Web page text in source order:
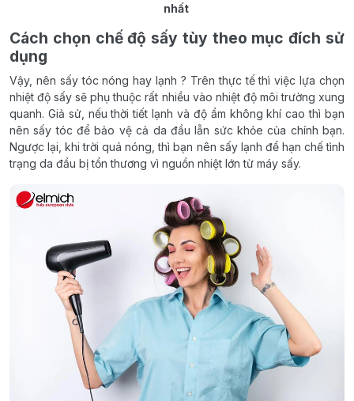
nhất
Cách chọn chế độ sấy tùy theo mục đích sử
dụng
Vậy, nên sấy tóc nóng hay lạnh ? Trên thực tế thì việc lựa chọn
nhiệt độ sấy sẽ phụ thuộc rất nhiều vào nhiệt độ môi trường xung
quanh. Giả sử, nếu thời tiết lạnh và độ ẩm không khí cao thì bạn
nên sấy tóc để bảo vệ cả da đầu lẫn sức khỏe của chính bạn.
Ngược lại, khi trời quá nóng, thì bạn nên sấy lạnh để hạn chế tình
trạng da đầu bị tổn thương vì nguồn nhiệt lớn từ máy sấy.